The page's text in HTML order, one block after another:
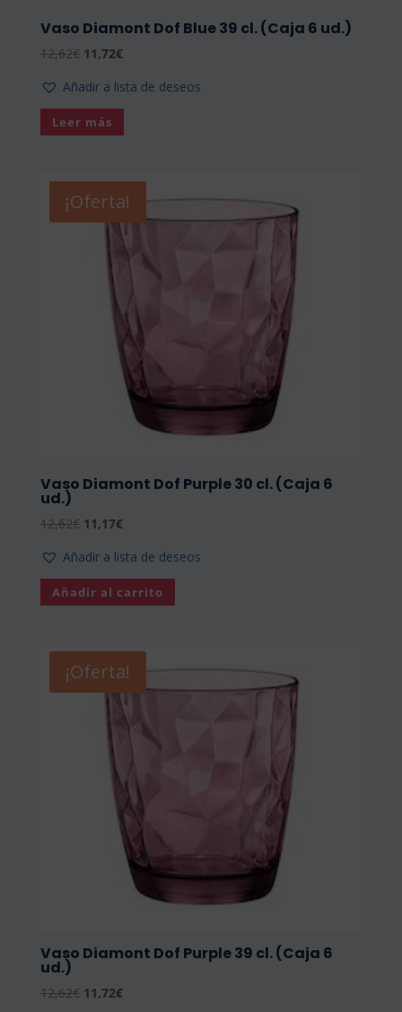
Vaso Diamont Dof Blue 39 cl. (Caja 6 ud.)
12,62€ El
original
era:
12,62€.
11,72€El
actual
11,72€.
Añadir a lista de deseos
Leer más
¡Oferta!
Vaso Diamont Dof Purple 30 cl. (Caja 6
ud.)
12,62€ El
original
era:
12,62€.
11,17€El
actual
es:
11,17€.
Añadir a lista de deseos
Añadir al carrito
¡Oferta!
Vaso Diamont Dof Purple 39 cl. (Caja 6
ud.)
12,62€ El
11,72€El